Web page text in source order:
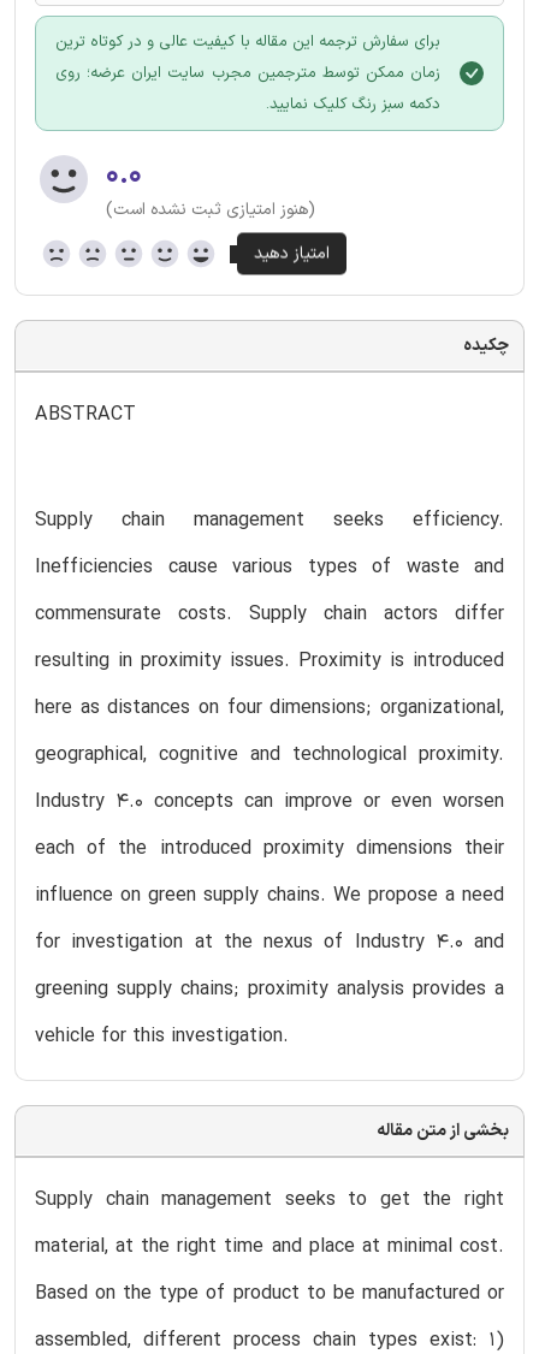
برای سفارش ترجمه این مقاله با کیفیت عالی و در کوتاه ترین
زمان ممکن توسط مترجمین مجرب سایت ایران عرضه؛ روی
دکمه سبز رنگ کلیک نمایید.
۰.۰
(هنوز امتیازی ثبت نشده است)
چکیده
ABSTRACT
Supply chain management seeks efficiency.
Inefficiencies cause various types of waste and
commensurate costs. Supply chain actors differ
resulting in proximity issues. Proximity is introduced
here as distances on four dimensions; organizational,
geographical, cognitive and technological proximity.
Industry 4.0 concepts can improve or even worsen
each of the introduced proximity dimensions their
influence on green supply chains. We propose a need
for investigation at the nexus of Industry 4.0 and
greening supply chains; proximity analysis provides a
vehicle for this investigation.
بخشی از متن مقاله
Supply chain management seeks to get the right
material, at the right time and place at minimal cost.
Based on the type of product to be manufactured or
assembled, different process chain types exist: 1)